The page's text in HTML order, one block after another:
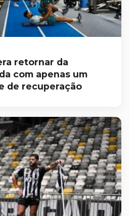
retornar da
com apenas um
de recuperação